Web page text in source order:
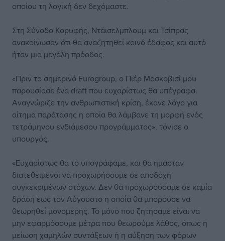
οποίου τη λογική δεν δεχόμαστε.
Στη Σύνοδο Κορυφής, Ντάισελμπλουμ και Τσίπρας
ανακοίνωσαν ότι θα αναζητηθεί κοινό έδαφος και αυτό
ήταν μια μεγάλη πρόοδος.
«Πριν το σημερινό Eurogroup, ο Πιέρ Μοσκοβισί μου
παρουσίασε ένα draft που ευχαρίστως θα υπέγραφα.
Αναγνώριζε την ανθρωπιστική κρίση, έκανε λόγο για
αίτημα παράτασης η οποία θα λάμβανε τη μορφή ενός
τετράμηνου ενδιάμεσου προγράμματος», τόνισε ο
υπουργός.
«Ευχαρίστως θα το υπογράφαμε, και θα ήμασταν
διατεθειμένοι να προχωρήσουμε σε αποδοχή
συγκεκριμένων στόχων. Δεν θα προχωρούσαμε σε καμία
δράση έως τον Αύγουστο η οποία θα μπορούσε να
θεωρηθεί μονομερής. Το μόνο που ζητήσαμε είναι να
μην εφαρμόσουμε μέτρα που θεωρούμε λάθος, όπως η
μείωση χαμηλών συντάξεων ή η αύξηση των φόρων